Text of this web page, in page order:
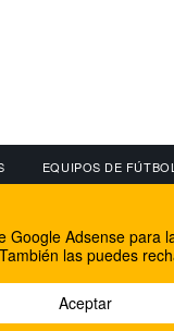
EQUIPOS DE FÚTBOL
Facebook
Twitter
Adsense
las puedes
Aceptar